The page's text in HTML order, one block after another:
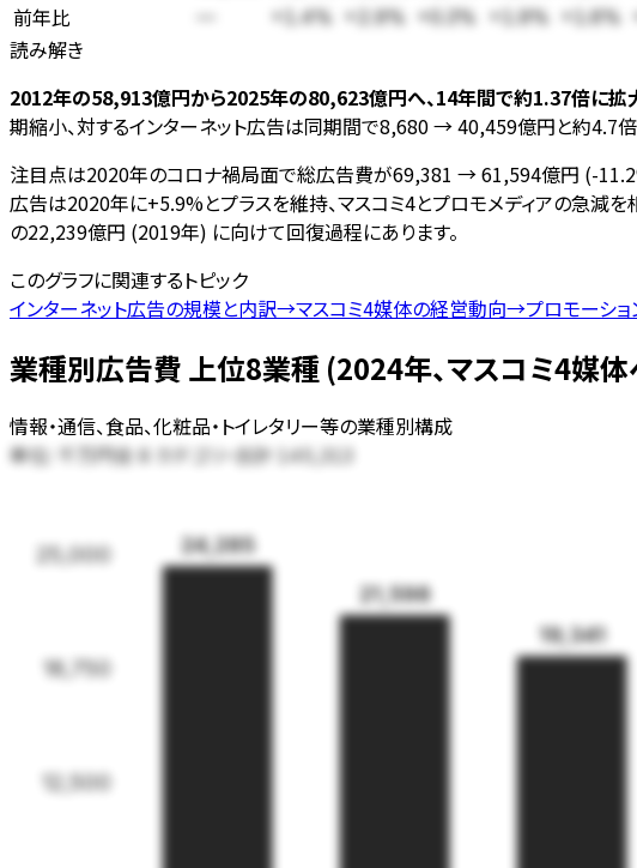
前年比 +1.4% +2.9% +0.3% +1.9% +1.6%
読み解き
2012年の58,913億円から2025年の80,623億円へ、14年間で約1.37倍に拡
期縮小、対するインターネット広告は同期間で8,680 → 40,459億円と約4.7倍
注目点は2020年のコロナ禍局面で総広告費が69,381 → 61,594億円 (-
広告は2020年に+5.9%とプラスを維持、マスコミ4とプロモメディアの急減
の22,239億円 (2019年) に向けて回復過程にあります。
このグラフに関連するトピック
インターネット広告の規模と内訳→マスコミ4媒体の経営動向→プロモーシ
業種別広告費 上位8業種 (2024年、マスコミ4媒体
情報・通信、食品、化粧品・トイレタリー等の業種別構成
単位: 千万円全8 カテゴリ・合計 145,313
12,500
18,750
25,000 24,285
21,598
19,341